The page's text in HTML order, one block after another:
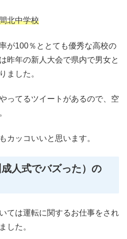
北中学校
が100％ととても優秀な高校の
昨年の新人大会で県内で男女と
ました。
ってるツイートがあるので、空
カッコいいと思います。
人式でバズった）の
ては運転に関するお仕事をされ
した。